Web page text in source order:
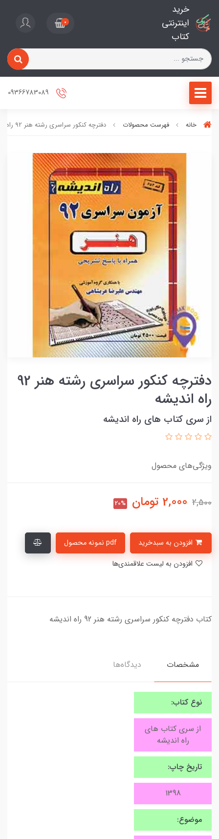
خرید
اینترنتی
کتاب
0
خانه فهرست محصولات دفترچه کنکور سراسری رشته هنر 92 راه اندیشه
دفترچه کنکور سراسری رشته هنر 92
راه اندیشه
از سری کتاب های راه اندیشه
ویژگی‌های محصول
2,500
2,000 تومان 20%
pdf نمونه محصول
کتاب دفترچه کنکور سراسری رشته هنر 92 راه اندیشه
مشخصات دیدگاه‌ها
نوع کتاب:
از سری کتاب های
راه اندیشه
تاریخ چاپ:
1398
موضوع: